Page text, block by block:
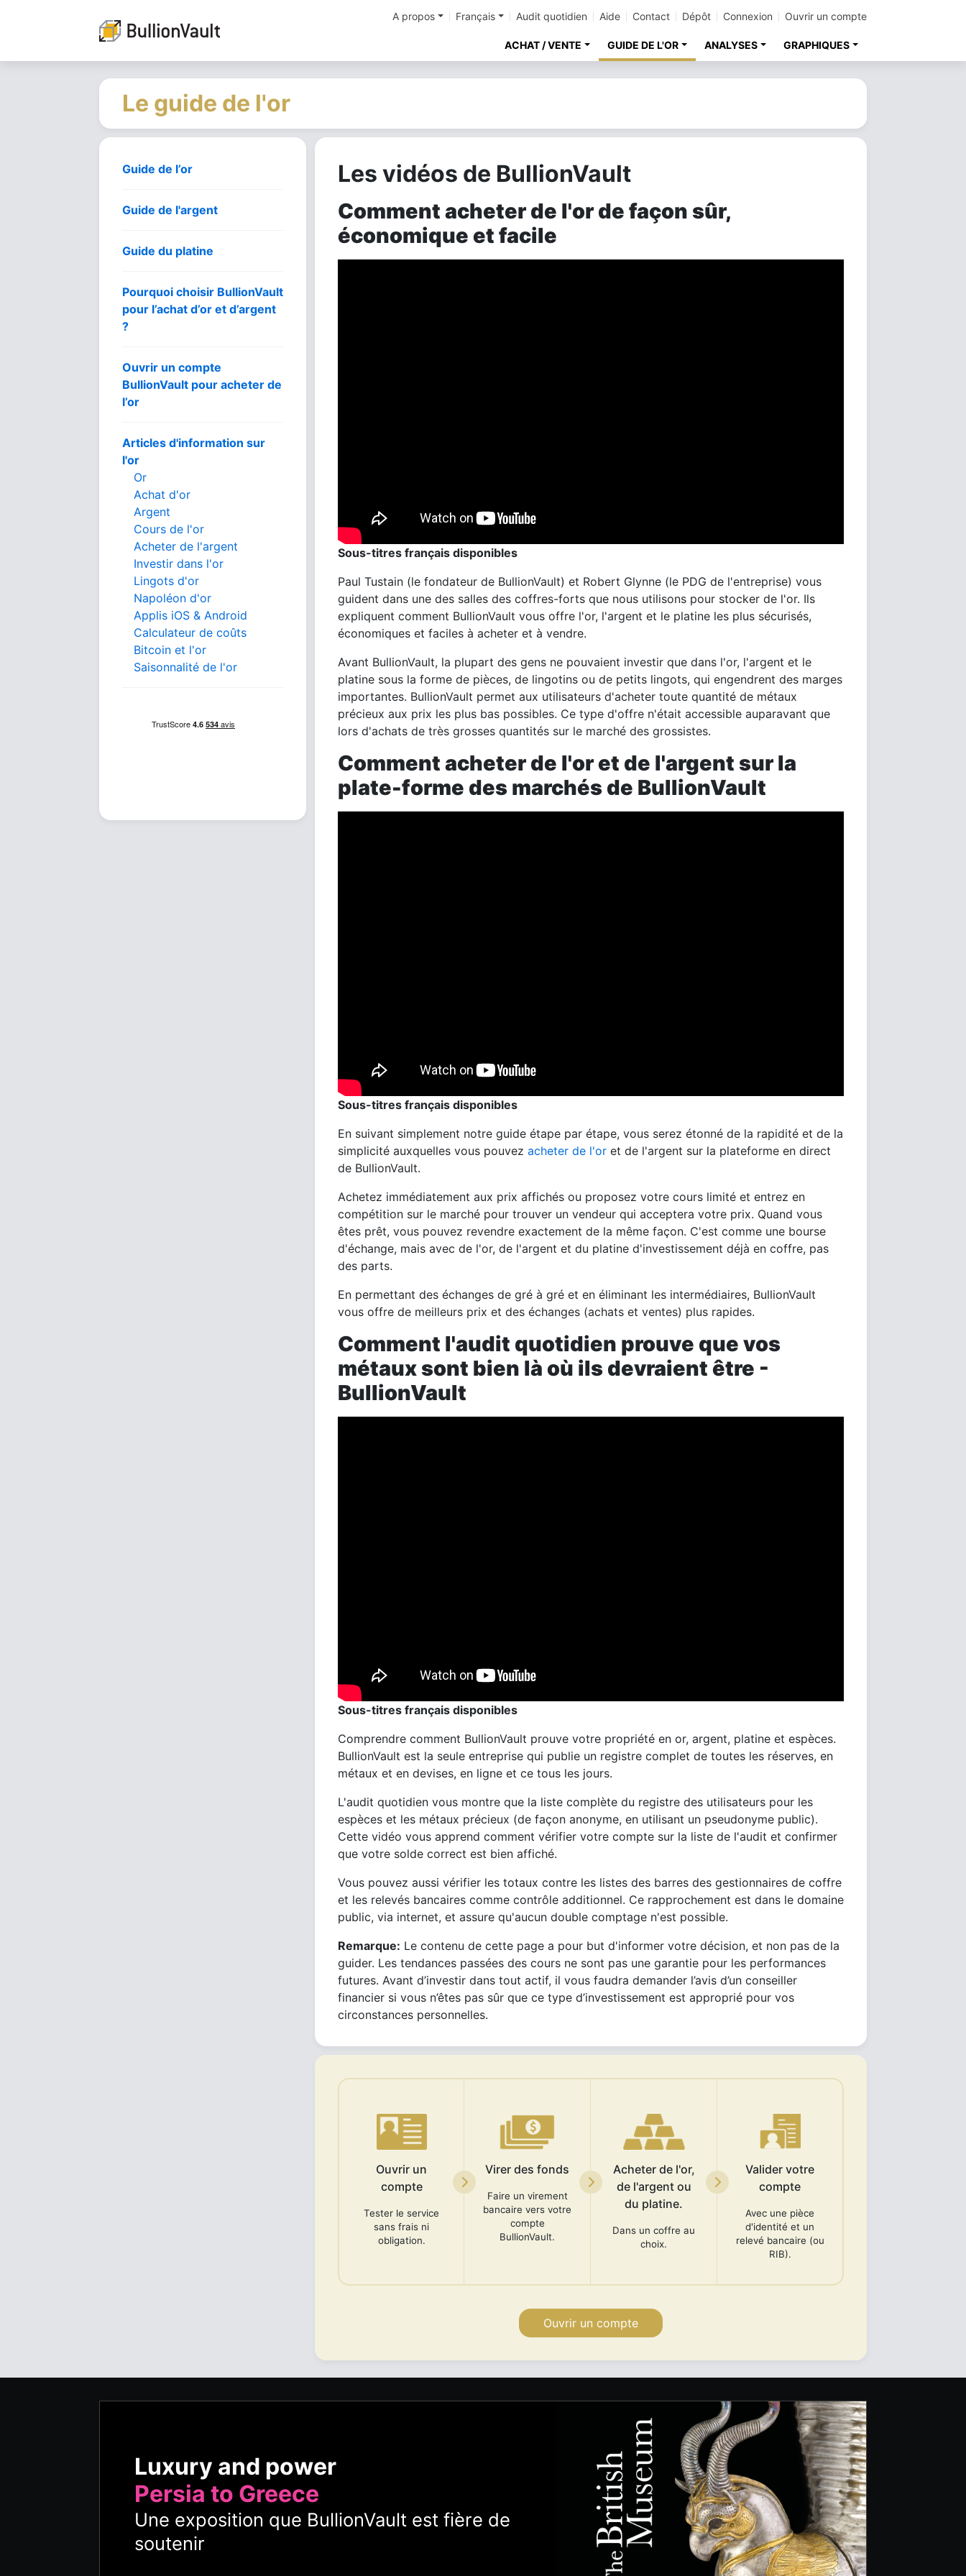
A propos Français Audit quotidien Aide Contact Dépôt Connexion Ouvrir un compte
ACHAT / VENTE GUIDE DE L'OR ANALYSES GRAPHIQUES
Le guide de l'or
Guide de l’or
Guide de l'argent
Guide du platine
Pourquoi choisir BullionVault
pour l’achat d’or et d’argent
?
Ouvrir un compte
BullionVault pour acheter de
l’or
Articles d'information sur
l'or
Or
Achat d'or
Argent
Cours de l'or
Acheter de l'argent
Investir dans l'or
Lingots d'or
Napoléon d'or
Applis iOS & Android
Calculateur de coûts
Bitcoin et l'or
Saisonnalité de l'or
Les vidéos de BullionVault
Comment acheter de l'or de façon sûr,
économique et facile
Sous-titres français disponibles
Paul Tustain (le fondateur de BullionVault) et Robert Glynne (le PDG de l'entreprise) vous
guident dans une des salles des coffres-forts que nous utilisons pour stocker de l'or. Ils
expliquent comment BullionVault vous offre l'or, l'argent et le platine les plus sécurisés,
économiques et faciles à acheter et à vendre.
Avant BullionVault, la plupart des gens ne pouvaient investir que dans l'or, l'argent et le
platine sous la forme de pièces, de lingotins ou de petits lingots, qui engendrent des marges
importantes. BullionVault permet aux utilisateurs d'acheter toute quantité de métaux
précieux aux prix les plus bas possibles. Ce type d'offre n'était accessible auparavant que
lors d'achats de très grosses quantités sur le marché des grossistes.
Comment acheter de l'or et de l'argent sur la
plate-forme des marchés de BullionVault
Sous-titres français disponibles
En suivant simplement notre guide étape par étape, vous serez étonné de la rapidité et de la
simplicité auxquelles vous pouvez acheter de l'or et de l'argent sur la plateforme en direct
de BullionVault.
Achetez immédiatement aux prix affichés ou proposez votre cours limité et entrez en
compétition sur le marché pour trouver un vendeur qui acceptera votre prix. Quand vous
êtes prêt, vous pouvez revendre exactement de la même façon. C'est comme une bourse
d'échange, mais avec de l'or, de l'argent et du platine d'investissement déjà en coffre, pas
des parts.
En permettant des échanges de gré à gré et en éliminant les intermédiaires, BullionVault
vous offre de meilleurs prix et des échanges (achats et ventes) plus rapides.
Comment l'audit quotidien prouve que vos
métaux sont bien là où ils devraient être -
BullionVault
Sous-titres français disponibles
Comprendre comment BullionVault prouve votre propriété en or, argent, platine et espèces.
BullionVault est la seule entreprise qui publie un registre complet de toutes les réserves, en
métaux et en devises, en ligne et ce tous les jours.
L'audit quotidien vous montre que la liste complète du registre des utilisateurs pour les
espèces et les métaux précieux (de façon anonyme, en utilisant un pseudonyme public).
Cette vidéo vous apprend comment vérifier votre compte sur la liste de l'audit et confirmer
que votre solde correct est bien affiché.
Vous pouvez aussi vérifier les totaux contre les listes des barres des gestionnaires de coffre
et les relevés bancaires comme contrôle additionnel. Ce rapprochement est dans le domaine
public, via internet, et assure qu'aucun double comptage n'est possible.
Remarque: Le contenu de cette page a pour but d'informer votre décision, et non pas de la
guider. Les tendances passées des cours ne sont pas une garantie pour les performances
futures. Avant d’investir dans tout actif, il vous faudra demander l’avis d’un conseiller
financier si vous n’êtes pas sûr que ce type d’investissement est approprié pour vos
circonstances personnelles.
Ouvrir un
compte
Tester le service
sans frais ni
obligation.
Virer des fonds
Faire un virement
bancaire vers votre
compte
BullionVault.
Acheter de l'or,
de l'argent ou
du platine.
Dans un coffre au
choix.
Valider votre
compte
Avec une pièce
d'identité et un
relevé bancaire (ou
RIB).
Ouvrir un compte
Luxury and power
Persia to Greece
Une exposition que BullionVault est fière de
soutenir